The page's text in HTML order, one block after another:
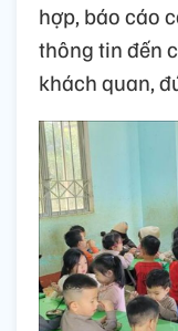
hợp, báo cáo
thông tin đến
khách quan,